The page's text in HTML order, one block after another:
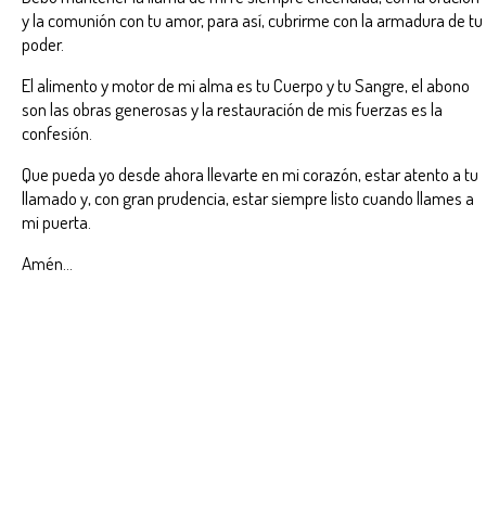
y la comunión con tu amor, para así, cubrirme con la armadura de tu
poder.
El alimento y motor de mi alma es tu Cuerpo y tu Sangre, el abono
son las obras generosas y la restauración de mis fuerzas es la
confesión.
Que pueda yo desde ahora llevarte en mi corazón, estar atento a tu
llamado y, con gran prudencia, estar siempre listo cuando llames a
mi puerta.
Amén...